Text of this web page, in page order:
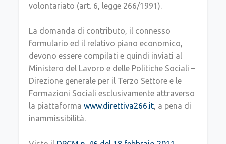
volontariato (art. 6, legge 266/1991).
La domanda di contributo, il connesso
formulario ed il relativo piano economico,
devono essere compilati e quindi inviati al
Ministero del Lavoro e delle Politiche Sociali –
Direzione generale per il Terzo Settore e le
Formazioni Sociali esclusivamente attraverso
la piattaforma www.direttiva266.it, a pena di
inammissibilità.